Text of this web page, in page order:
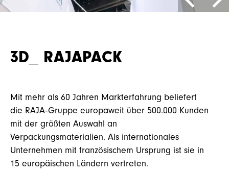
KARRIERE
KONTAKT
3D_ RAJAPACK
Mit mehr als 60 Jahren Markterfahrung beliefert
die RAJA-Gruppe europaweit über 500.000 Kunden
mit der größten Auswahl an
Verpackungsmaterialien. Als internationales
Unternehmen mit französischem Ursprung ist sie in
15 europäischen Ländern vertreten.